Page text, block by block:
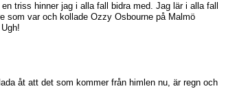
triss hinner jag i alla fall bidra med. Jag lär i alla fall
som var och kollade Ozzy Osbourne på Malmö
åt att det som kommer från himlen nu, är regn och